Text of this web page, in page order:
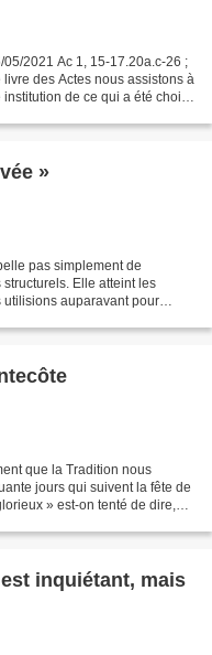
2021 Ac 1, 15-17.20a.c-26 ;
des Actes nous assistons à
de ce qui a été choisi
»
pas simplement de
Elle atteint les
auparavant pour
que la Tradition nous
jours qui suivent la fête de
» est-on tenté de dire,
inquiétant, mais